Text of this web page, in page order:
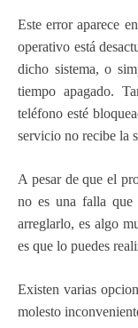
Este error aparece
operativo está
dicho sistema, o
tiempo apagado.
teléfono esté
servicio no recibe la
A pesar de que el
no es una falla que
arreglarlo, es algo
es que lo puedes
Existen varias
molesto